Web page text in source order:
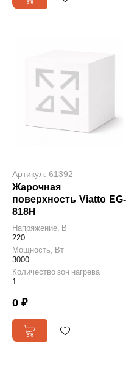
Артикул: 61392
Жарочная
поверхность Viatto EG-
818H
Напряжение, В
220
Мощность, Вт
3000
Количество зон нагрева
1
0 ₽